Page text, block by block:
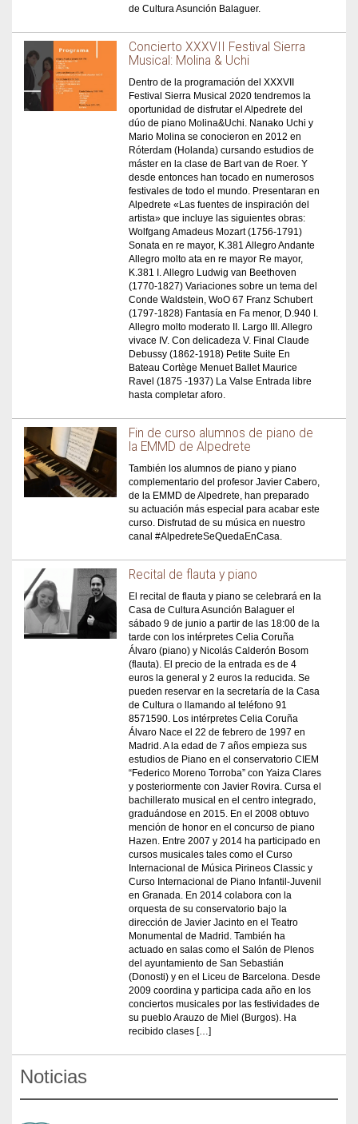
de Cultura Asunción Balaguer.
Concierto XXXVII Festival Sierra
Musical: Molina & Uchi
Dentro de la programación del XXXVII
Festival Sierra Musical 2020 tendremos la
oportunidad de disfrutar el Alpedrete del
dúo de piano Molina&Uchi. Nanako Uchi y
Mario Molina se conocieron en 2012 en
Róterdam (Holanda) cursando estudios de
máster en la clase de Bart van de Roer. Y
desde entonces han tocado en numerosos
festivales de todo el mundo. Presentaran en
Alpedrete «Las fuentes de inspiración del
artista» que incluye las siguientes obras:
Wolfgang Amadeus Mozart (1756-1791)
Sonata en re mayor, K.381 Allegro Andante
Allegro molto ata en re mayor Re mayor,
K.381 I. Allegro Ludwig van Beethoven
(1770-1827) Variaciones sobre un tema del
Conde Waldstein, WoO 67 Franz Schubert
(1797-1828) Fantasía en Fa menor, D.940 I.
Allegro molto moderato II. Largo III. Allegro
vivace IV. Con delicadeza V. Final Claude
Debussy (1862-1918) Petite Suite En
Bateau Cortège Menuet Ballet Maurice
Ravel (1875 -1937) La Valse Entrada libre
hasta completar aforo.
Fin de curso alumnos de piano de
la EMMD de Alpedrete
También los alumnos de piano y piano
complementario del profesor Javier Cabero,
de la EMMD de Alpedrete, han preparado
su actuación más especial para acabar este
curso. Disfrutad de su música en nuestro
canal #AlpedreteSeQuedaEnCasa.
Recital de flauta y piano
El recital de flauta y piano se celebrará en la
Casa de Cultura Asunción Balaguer el
sábado 9 de junio a partir de las 18:00 de la
tarde con los intérpretes Celia Coruña
Álvaro (piano) y Nicolás Calderón Bosom
(flauta). El precio de la entrada es de 4
euros la general y 2 euros la reducida. Se
pueden reservar en la secretaría de la Casa
de Cultura o llamando al teléfono 91
8571590. Los intérpretes Celia Coruña
Álvaro Nace el 22 de febrero de 1997 en
Madrid. A la edad de 7 años empieza sus
estudios de Piano en el conservatorio CIEM
“Federico Moreno Torroba” con Yaiza Clares
y posteriormente con Javier Rovira. Cursa el
bachillerato musical en el centro integrado,
graduándose en 2015. En el 2008 obtuvo
mención de honor en el concurso de piano
Hazen. Entre 2007 y 2014 ha participado en
cursos musicales tales como el Curso
Internacional de Música Pirineos Classic y
Curso Internacional de Piano Infantil-Juvenil
en Granada. En 2014 colabora con la
orquesta de su conservatorio bajo la
dirección de Javier Jacinto en el Teatro
Monumental de Madrid. También ha
actuado en salas como el Salón de Plenos
del ayuntamiento de San Sebastián
(Donosti) y en el Liceu de Barcelona. Desde
2009 coordina y participa cada año en los
conciertos musicales por las festividades de
su pueblo Arauzo de Miel (Burgos). Ha
recibido clases […]
Noticias